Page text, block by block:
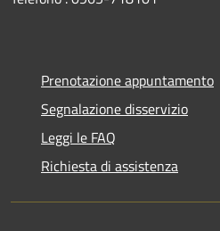
Prenotazione appuntamento
Segnalazione disservizio
Leggi le FAQ
Richiesta di assistenza